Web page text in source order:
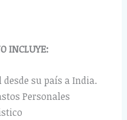
INCLUYE:
su país a India.
Personales